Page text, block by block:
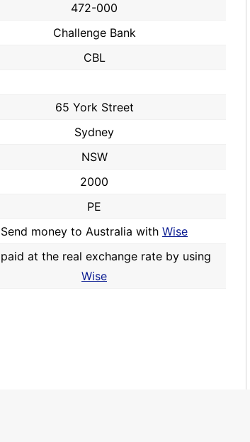
472-000
Challenge Bank
CBL
65 York Street
Sydney
NSW
2000
PE
Send money to Australia with Wise
at the real exchange rate by using
Wise